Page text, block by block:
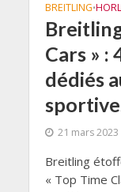
BREITLING•
Cars » :
dédiés
21 mars 2023
Breitling
« Top Time